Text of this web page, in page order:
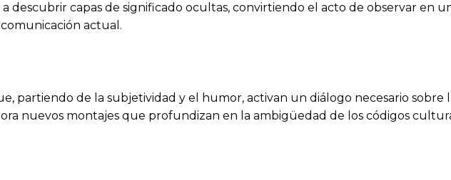
descubrir capas de significado ocultas, convirtiendo el acto de observar en
actual.
partiendo de la subjetividad y el humor, activan un diálogo necesario sobre
nuevos montajes que profundizan en la ambigüedad de los códigos